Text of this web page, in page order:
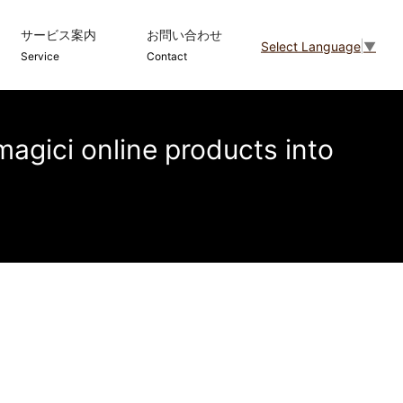
Select Language ▼
サービス案内
Service
お問い合わせ
Contact
online products into